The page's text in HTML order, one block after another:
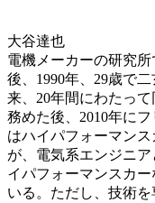
大谷達也
電機メーカーの研究
後、1990年、29歳で
来、20年間にわたっ
務めた後、2010年に
はハイパフォーマン
が、電気系エンジニ
イパフォーマンスカ
いる。ただし、技術